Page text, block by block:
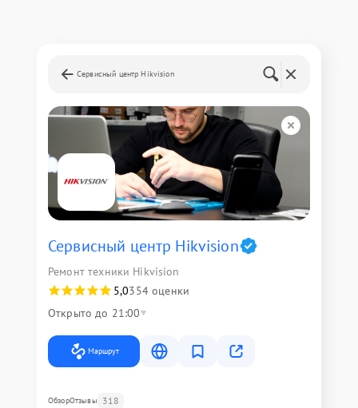
Сервисный центр Hikvision
Сервисный центр Hikvision
Ремонт техники Hikvision
5,0354 оценки
Открыто до 21:00
Маршрут
ОбзорОтзывы 318